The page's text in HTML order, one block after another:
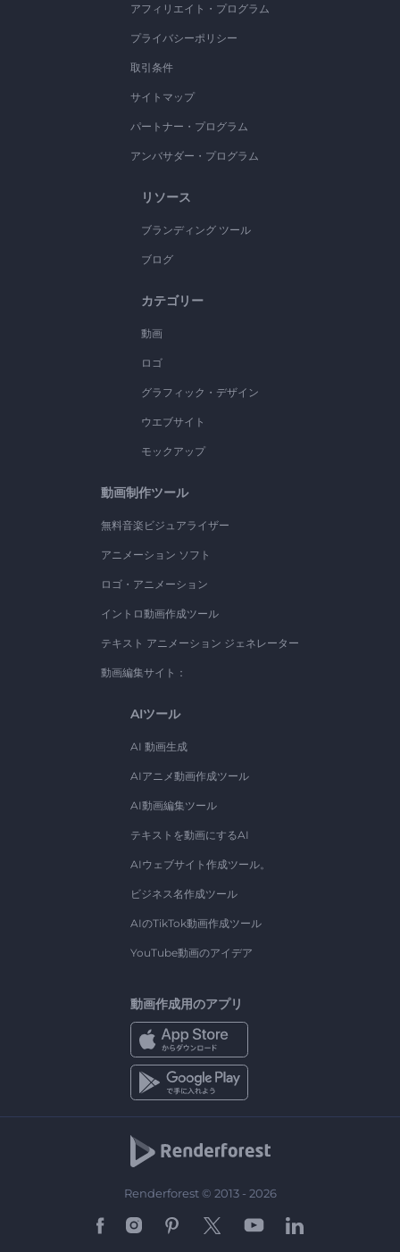
アフィリエイト・プログラム
プライバシーポリシー
取引条件
サイトマップ
パートナー・プログラム
アンバサダー・プログラム
リソース
ブランディング ツール
ブログ
カテゴリー
動画
ロゴ
グラフィック・デザイン
ウエブサイト
モックアップ
動画制作ツール
無料音楽ビジュアライザー
アニメーション ソフト
ロゴ・アニメーション
イントロ動画作成ツール
テキスト アニメーション ジェネレーター
動画編集サイト：
AIツール
AI 動画生成
AIアニメ動画作成ツール
AI動画編集ツール
テキストを動画にするAI
AIウェブサイト作成ツール。
ビジネス名作成ツール
AIのTikTok動画作成ツール
YouTube動画のアイデア
動画作成用のアプリ
Renderforest © 2013 - 2026